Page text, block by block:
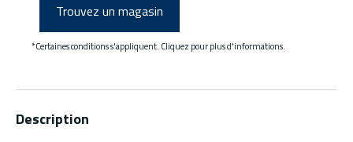
Trouvez un magasin
*Certaines conditions s'appliquent. Cliquez pour plus d'informations.
Description